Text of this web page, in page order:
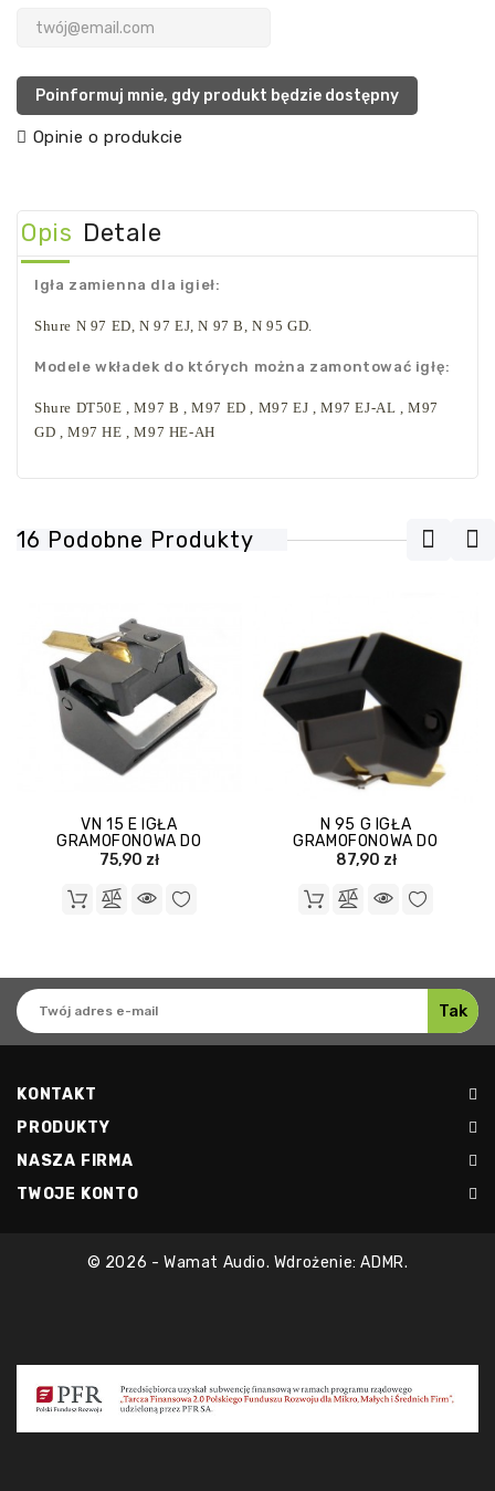
Poinformuj mnie, gdy produkt będzie dostępny
Opinie o produkcie
Opis Detale
Igła zamienna dla igieł:
Shure N 97 ED, N 97 EJ, N 97 B, N 95 GD.
Modele wkładek do których można zamontować igłę:
Shure DT50E , M97 B , M97 ED , M97 EJ , M97 EJ-AL , M97
GD , M97 HE , M97 HE-AH
16 Podobne Produkty
VN 15 E IGŁA
GRAMOFONOWA DO
WKŁADKI SHURE V 15 II
75,90 zł
N 95 G IGŁA
GRAMOFONOWA DO
WKŁADKI SHURE M 95
87,90 zł
KONTAKT
PRODUKTY
NASZA FIRMA
TWOJE KONTO
© 2026 - Wamat Audio. Wdrożenie: ADMR.